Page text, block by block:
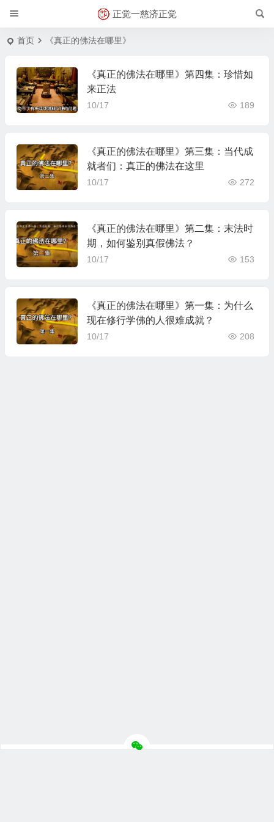
正觉一慈济正觉
首页 《真正的佛法在哪里》
《真正的佛法在哪里》第四集：珍惜如
来正法
10/17 189
《真正的佛法在哪里》第三集：当代成
就者们：真正的佛法在这里
10/17 272
《真正的佛法在哪里》第二集：末法时
期，如何鉴别真假佛法？
10/17 153
《真正的佛法在哪里》第一集：为什么
现在修行学佛的人很难成就？
10/17 208